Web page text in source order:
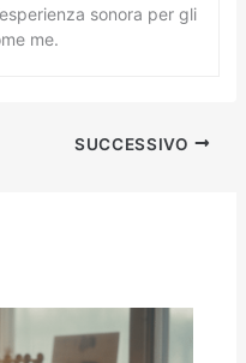
sonora per gli
me.
SUCCESSIVO